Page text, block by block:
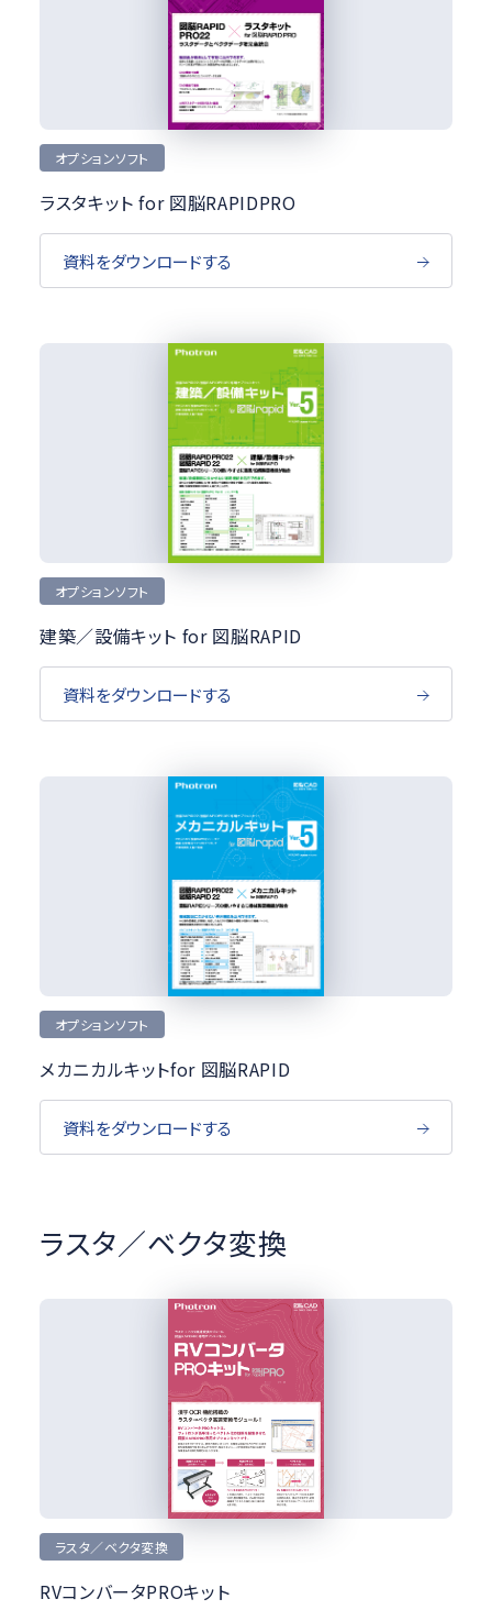
オプションソフト
ラスタキット for 図脳RAPIDPRO
資料をダウンロードする
オプションソフト
建築／設備キット for 図脳RAPID
資料をダウンロードする
オプションソフト
メカニカルキットfor 図脳RAPID
資料をダウンロードする
ラスタ／ベクタ変換
ラスタ／ベクタ変換
RVコンバータPROキット